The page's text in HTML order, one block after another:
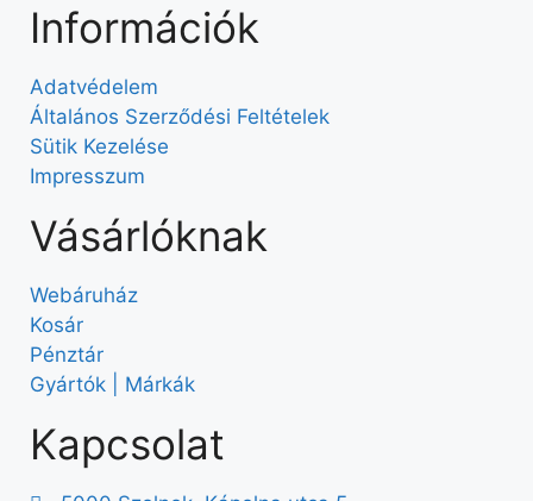
Információk
Adatvédelem
Általános Szerződési Feltételek
Sütik Kezelése
Impresszum
Vásárlóknak
Webáruház
Kosár
Pénztár
Gyártók | Márkák
Kapcsolat